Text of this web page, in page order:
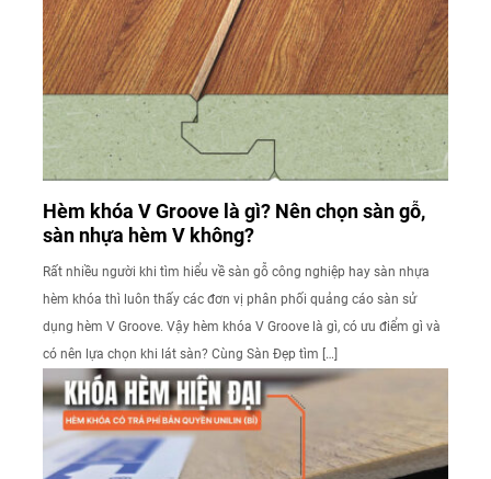
Hèm khóa V Groove là gì? Nên chọn sàn gỗ,
sàn nhựa hèm V không?
Rất nhiều người khi tìm hiểu về sàn gỗ công nghiệp hay sàn nhựa
hèm khóa thì luôn thấy các đơn vị phân phối quảng cáo sàn sử
dụng hèm V Groove. Vậy hèm khóa V Groove là gì, có ưu điểm gì và
có nên lựa chọn khi lát sàn? Cùng Sàn Đẹp tìm […]